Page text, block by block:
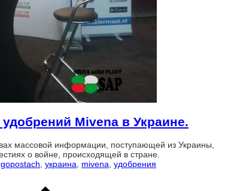
Mivena в Украине.
массовой информации, поступающей из Украины,
о войне, происходящей в стране.
украина mivena удобрения